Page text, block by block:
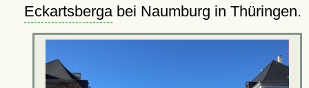
Eckartsbergabei Naumburg in Thüringen.